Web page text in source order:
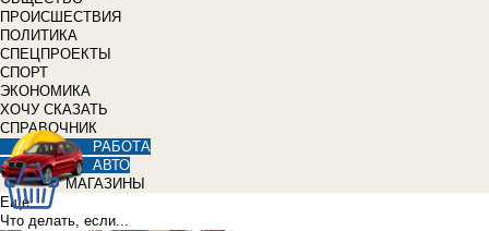
ПРОИСШЕСТВИЯ
ПОЛИТИКА
СПЕЦПРОЕКТЫ
СПОРТ
ЭКОНОМИКА
ХОЧУ СКАЗАТЬ
СПРАВОЧНИК
РАБОТА
АВТО
МАГАЗИНЫ
Еще
Что делать, если...